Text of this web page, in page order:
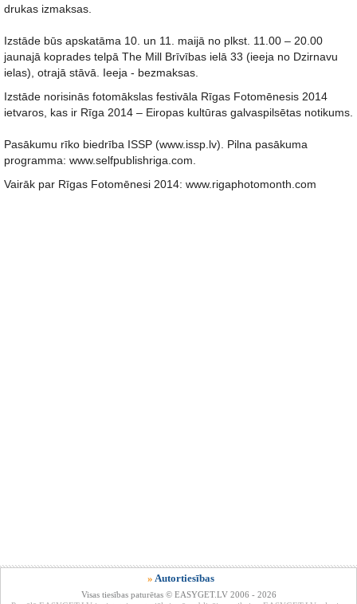
drukas izmaksas.
Izstāde būs apskatāma 10. un 11. maijā no plkst. 11.00 – 20.00
jaunajā koprades telpā The Mill Brīvības ielā 33 (ieeja no Dzirnavu
ielas), otrajā stāvā. Ieeja - bezmaksas.
Izstāde norisinās fotomākslas festivāla Rīgas Fotomēnesis 2014
ietvaros, kas ir Rīga 2014 – Eiropas kultūras galvaspilsētas notikums.
Pasākumu rīko biedrība ISSP (www.issp.lv). Pilna pasākuma
programma: www.selfpublishriga.com.
Vairāk par Rīgas Fotomēnesi 2014: www.rigaphotomonth.com
» Autortiesības
Visas tiesības paturētas © EASYGET.LV 2006 - 2026